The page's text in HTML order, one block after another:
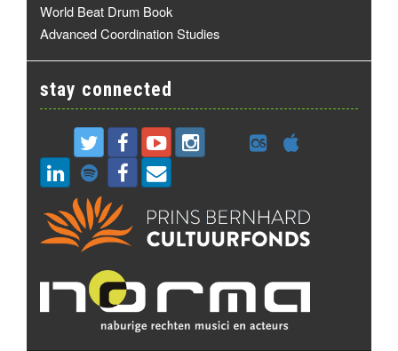
World Beat Drum Book
Advanced Coordination Studies
stay connected